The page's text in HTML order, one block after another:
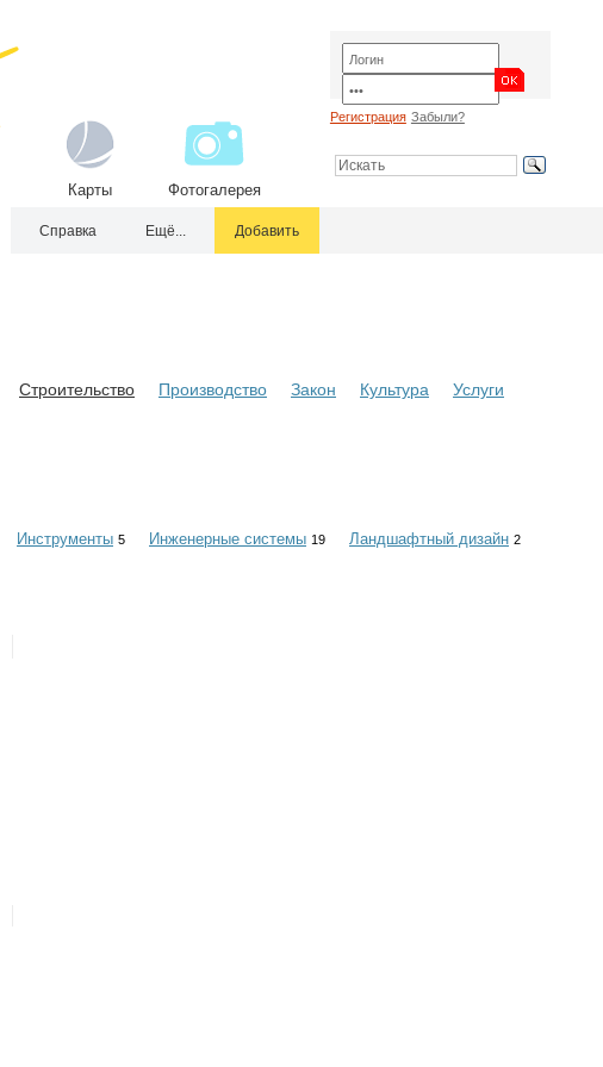
Карты Фотогалерея
Регистрация Забыли?
Справка Ещё... Добавить
Строительство Производство Закон Культура
Услуги
Инструменты 5 Инженерные системы 19 Ландшафтный дизайн 2